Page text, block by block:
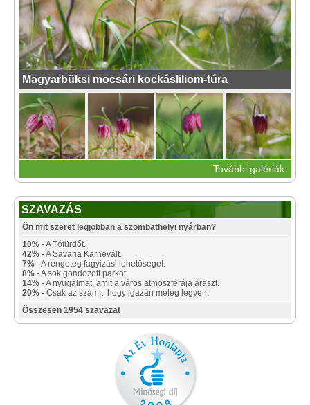
Magyarbüksi mocsári kockásliliom-túra
További galériák
SZAVAZÁS
Ön mit szeret legjobban a szombathelyi nyárban?
10% - A Tófürdőt.
42% - A Savaria Karnevált.
7% - A rengeteg fagyizási lehetőséget.
8% - A sok gondozott parkot.
14% - A nyugalmat, amit a város atmoszférája áraszt.
20% - Csak az számít, hogy igazán meleg legyen.
Összesen 1954 szavazat